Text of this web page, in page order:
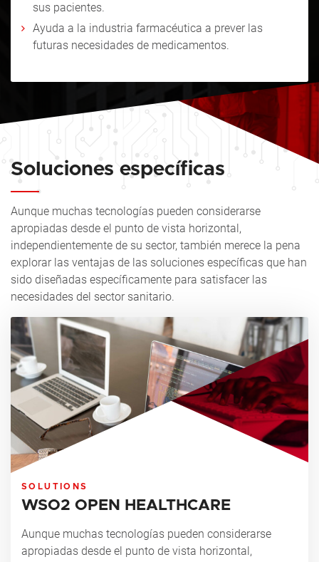
sus pacientes.
Ayuda a la industria farmacéutica a prever las
futuras necesidades de medicamentos.
Soluciones específicas
Aunque muchas tecnologías pueden considerarse
apropiadas desde el punto de vista horizontal,
independientemente de su sector, también merece la pena
explorar las ventajas de las soluciones específicas que han
sido diseñadas específicamente para satisfacer las
necesidades del sector sanitario.
SOLUTIONS
WSO2 OPEN HEALTHCARE
Aunque muchas tecnologías pueden considerarse
apropiadas desde el punto de vista horizontal,